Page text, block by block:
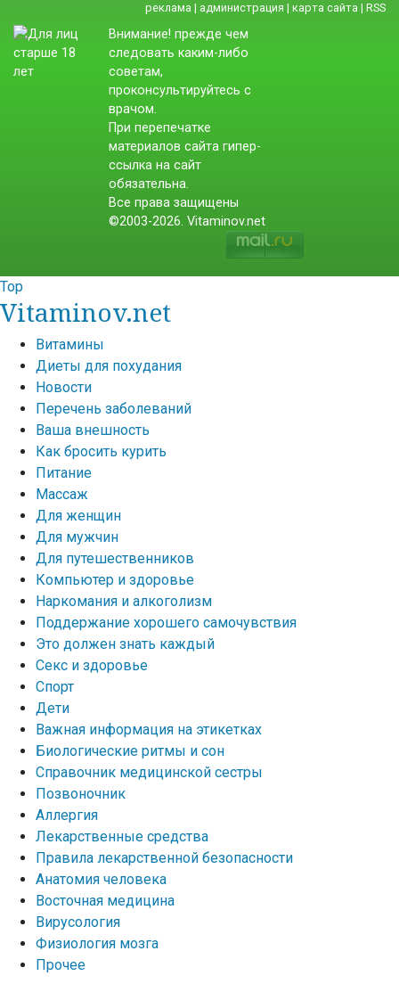
реклама | администрация | карта сайта | RSS
Внимание! прежде чем
следовать каким-либо
советам,
проконсультируйтесь с
врачом.
При перепечатке
материалов сайта гипер-
ссылка на сайт
обязательна.
Все права защищены
©2003-2026. Vitaminov.net
Top
Vitaminov.net
Витамины
Диеты для похудания
Новости
Перечень заболеваний
Ваша внешность
Как бросить курить
Питание
Массаж
Для женщин
Для мужчин
Для путешественников
Компьютер и здоровье
Наркомания и алкоголизм
Поддержание хорошего самочувствия
Это должен знать каждый
Секс и здоровье
Спорт
Дети
Важная информация на этикетках
Биологические ритмы и сон
Справочник медицинской сестры
Позвоночник
Аллергия
Лекарственные средства
Правила лекарственной безопасности
Aнатомия человека
Восточная медицина
Вирусология
Физиология мозга
Прочее